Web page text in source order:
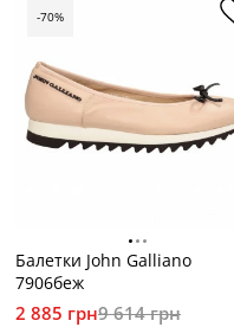
Балетки John Galliano
7906беж
2 885 грн9 614 грн
-70%